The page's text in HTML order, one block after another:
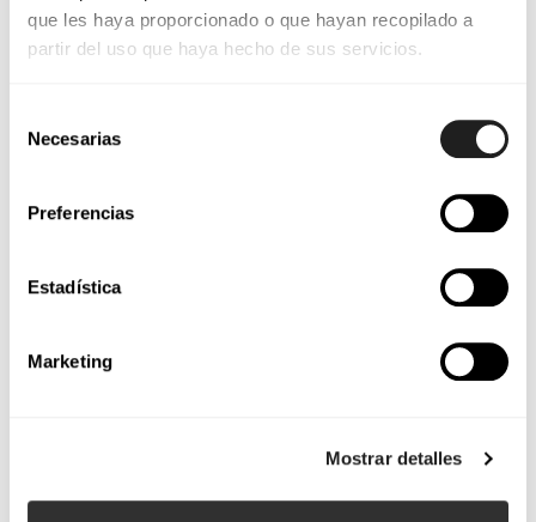
que les haya proporcionado o que hayan recopilado a
partir del uso que haya hecho de sus servicios.
Necesarias
Preferencias
Estadística
Marketing
Mostrar detalles